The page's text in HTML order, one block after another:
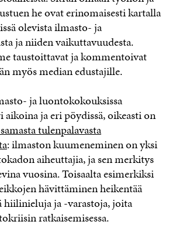
he ovat erinomaisesti kartalla
olevista ilmasto- ja
ja niiden vaikuttavuudesta.
taustoittavat ja kommentoivat
myös median edustajille.
ja luontokokouksissa
aikoina ja eri pöydissä, oikeasti on
tulenpalavasta
: ilmaston kuumeneminen on yksi
aiheuttajia, ja sen merkitys
vuosina. Toisaalta esimerkiksi
hävittäminen heikentää
hiilinieluja ja -varastoja, joita
ratkaisemisessa.